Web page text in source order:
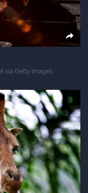
via Getty Images